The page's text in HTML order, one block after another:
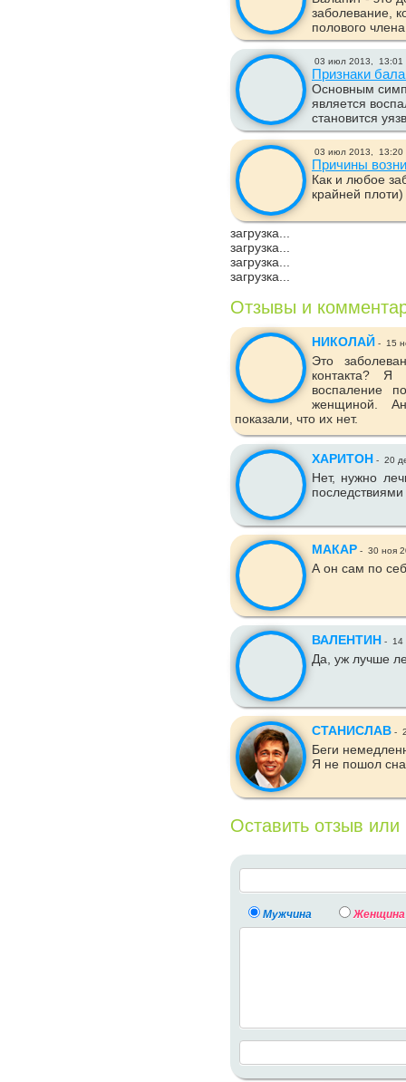
заболевание,
полового
03 июл 2013, 13:01
Признаки
Основным
является
становится
03 июл 2013, 13:20
Причины
Как и любое
крайней
загрузка...
загрузка...
загрузка...
загрузка...
Отзывы и
НИКОЛАЙ - 15
Это
контакта?
воспаление
женщиной.
показали, что их нет.
ХАРИТОН - 20
Нет, нужно
последствиями
МАКАР - 30 ноя
А он сам по
ВАЛЕНТИН -
Да, уж лучше
СТАНИСЛАВ -
Беги
Я не пошол
Оставить отзыв
Мужчина Женщина